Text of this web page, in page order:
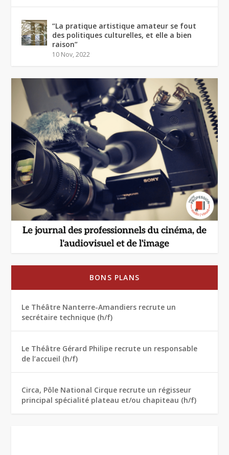
“La pratique artistique amateur se fout
des politiques culturelles, et elle a bien
raison”
10 Nov, 2022
BONS PLANS
Le Théâtre Nanterre-Amandiers recrute un
secrétaire technique (h/f)
Le Théâtre Gérard Philipe recrute un responsable
de l’accueil (h/f)
Circa, Pôle National Cirque recrute un régisseur
principal spécialité plateau et/ou chapiteau (h/f)